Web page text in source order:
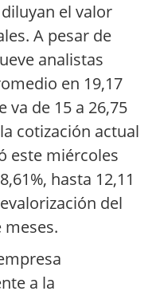
el valor
A pesar de
analistas
en 19,17
va de 15 a 26,75
cotización actual
este miércoles
hasta 12,11
del
meses.
a la